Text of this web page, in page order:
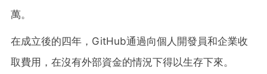
萬。
在成立後的四年，GitHub通過向個人開發員和企業收
取費用，在沒有外部資金的情況下得以生存下來。